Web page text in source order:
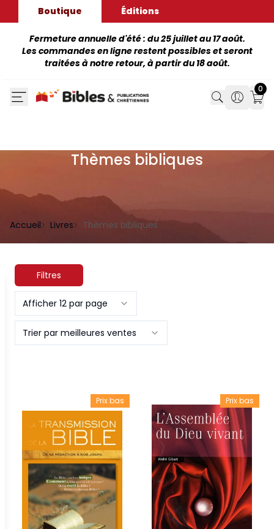
Boutique Éditions
Fermeture annuelle d'été : du 25 juillet au 17 août.
Les commandes en ligne restent possibles et seront
traitées à notre retour, à partir du 18 août.
Search
Search
0
Thèmes bibliques
Accueil Livres Thèmes bibliques
Filtres
Afficher 12 par page
Trier par meilleures ventes
Prix bas Prix bas